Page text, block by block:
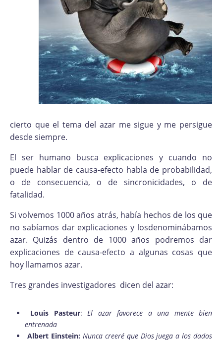
cierto que el tema del azar me sigue y me persigue
desde siempre.
El ser humano busca explicaciones y cuando no
puede hablar de causa-efecto habla de probabilidad,
o de consecuencia, o de sincronicidades, o de
fatalidad.
Si volvemos 1000 años atrás, había hechos de los que
no sabíamos dar explicaciones y losdenominábamos
azar. Quizás dentro de 1000 años podremos dar
explicaciones de causa-efecto a algunas cosas que
hoy llamamos azar.
Tres grandes investigadores dicen del azar:
Louis Pasteur: El azar favorece a una mente bien
entrenada
Albert Einstein: Nunca creeré que Dios juega a los dados